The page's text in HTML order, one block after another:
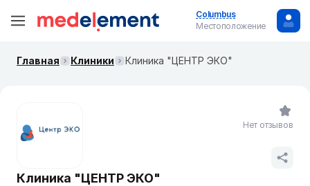
Columbus
Местоположение
Главная Клиники Клиника "ЦЕНТР ЭКО"
Клиника "ЦЕНТР ЭКО"
Нет отзывов